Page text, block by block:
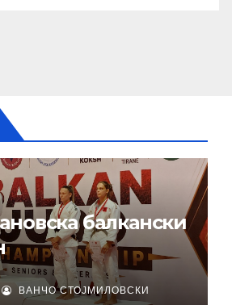
балкански
ВАНЧО СТОЈМИЛОВСКИ